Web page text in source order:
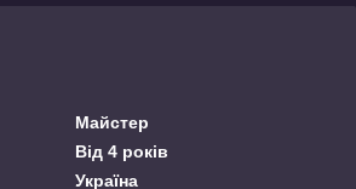
Майстер
Від 4 років
Україна